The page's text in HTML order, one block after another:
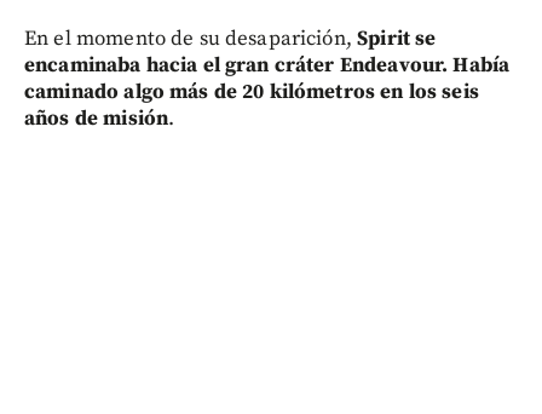
En el momento de su desaparición,Spirit se
encaminaba hacia el gran cráter Endeavour. Había
caminado algo más de 20 kilómetros en los seis
años de misión.